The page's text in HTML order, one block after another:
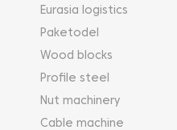
Eurasia logistics
Paketodel
Wood blocks
Profile steel
Nut machinery
Cable machine